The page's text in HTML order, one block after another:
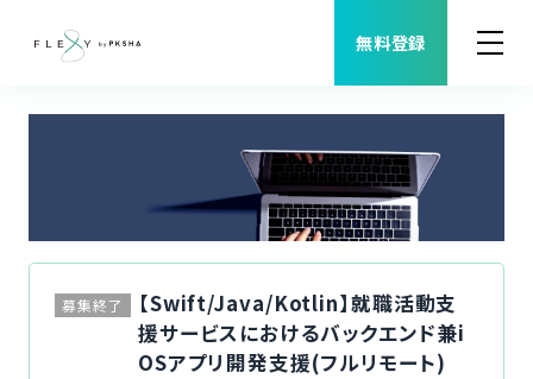
無料登録
職種から案件を探す
よくある質問
募集終了
【Swift/Java/Kotlin】就職活動支
援サービスにおけるバックエンド兼i
OSアプリ開発支援(フルリモート)